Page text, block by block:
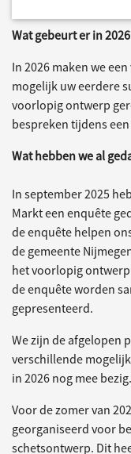
Wat gebeurt er in
In 2026 maken we
mogelijk uw eerdere
voorlopig ontwerp
bespreken tijdens
Wat hebben we al
In september 2025
Markt een enquête
de enquête helpen
de gemeente
het voorlopig
de enquête worden
gepresenteerd.
We zijn de afgelopen
verschillende
in 2026 nog mee bezig.
Voor de zomer van
georganiseerd voor
schetsontwerp. Dit